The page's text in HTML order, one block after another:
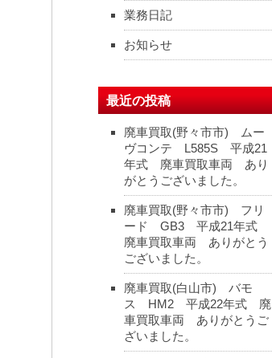
業務日記
お知らせ
最近の投稿
廃車買取(野々市市) ムー
ヴコンテ L585S 平成21
年式 廃車買取車両 あり
がとうございました。
廃車買取(野々市市) フリ
ード GB3 平成21年式
廃車買取車両 ありがとう
ございました。
廃車買取(白山市) バモ
ス HM2 平成22年式 廃
車買取車両 ありがとうご
ざいました。